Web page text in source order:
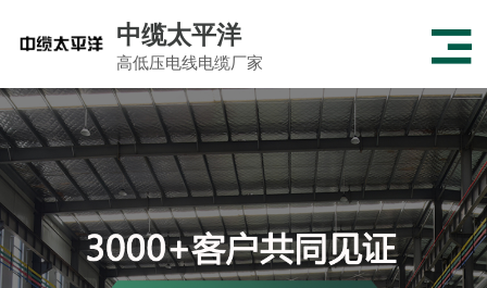
中缆太平洋
高低压电线电缆厂家